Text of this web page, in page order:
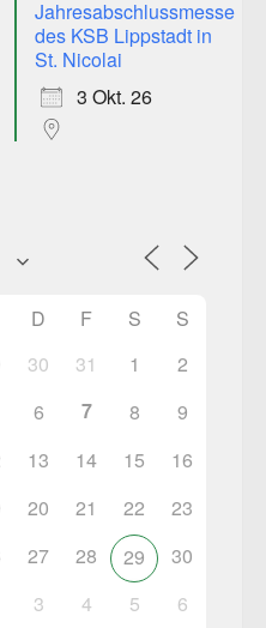
Jahresabschlussmesse
des KSB Lippstadt in
St. Nicolai
3 Okt. 26
D F S
S
30 31 1
2
6 7 8
9
13 14 15
16
20 21 22
23
27 28 29
30
3 4 5 6